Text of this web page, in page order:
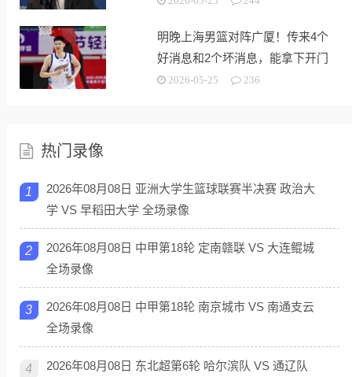
明晚上海男篮对阵广厦！传来4个
好消息和2个坏消息，能拿下开门
红2026-05-25 236
热门录像
1
2026年08月08日 亚洲大学生篮球联赛半决赛 政治大
学 VS 早稻田大学 全场录像
2
2026年08月08日 中甲第18轮 定南赣联 VS 大连鲲城
全场录像
3
2026年08月08日 中甲第18轮 南京城市 VS 南通支云
全场录像
4
2026年08月08日 东北超第6轮 哈尔滨队 VS 通辽队